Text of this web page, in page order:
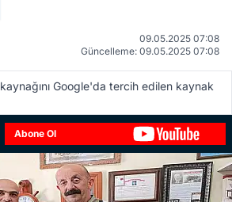
09.05.2025 07:08
Güncelleme: 09.05.2025 07:08
kaynağını Google'da tercih edilen kaynak
Abone Ol